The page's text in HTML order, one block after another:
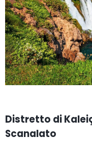
Distretto di
Scanalato